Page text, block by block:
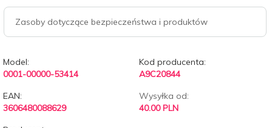
Zasoby dotyczące bezpieczeństwa i produktów
Model:
0001-00000-53414
Kod producenta:
A9C20844
EAN:
3606480088629
Wysyłka od:
40.00 PLN